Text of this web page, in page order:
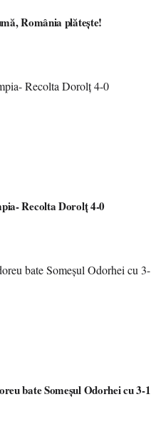
România plătește!
Recolta Dorolț 4-0
bate Someșul Odorhei cu 3-1